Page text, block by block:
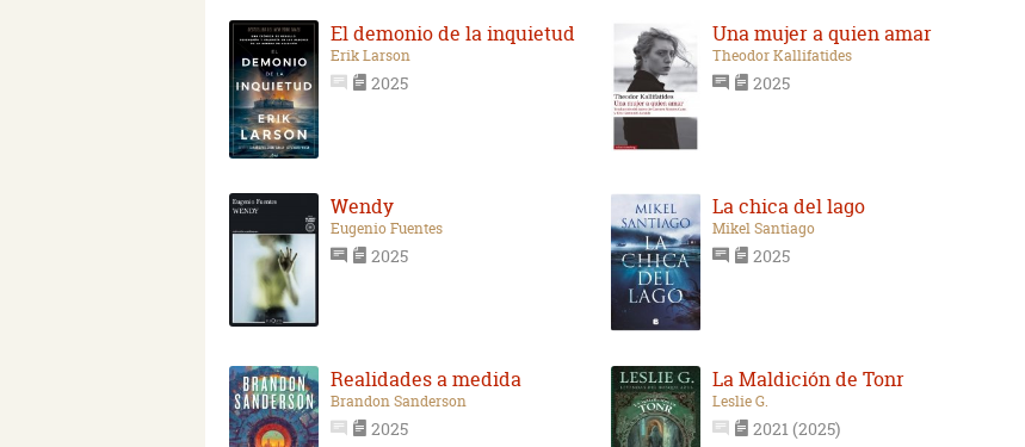
El demonio de la inquietud
Erik Larson
2025
Una mujer a quien amar
Theodor Kallifatides
2025
Wendy
Eugenio Fuentes
2025
La chica del lago
Mikel Santiago
2025
Realidades a medida
Brandon Sanderson
2025
La Maldición de Tonr
Leslie G.
2021 (2025)